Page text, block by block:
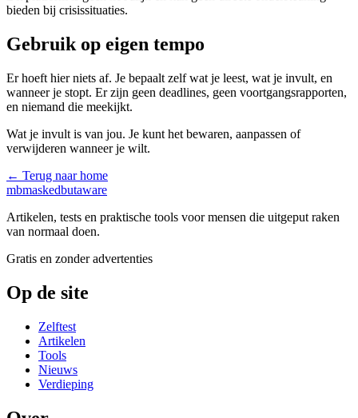
bieden bij crisissituaties.
Gebruik op eigen tempo
Er hoeft hier niets af. Je bepaalt zelf wat je leest, wat je invult, en
wanneer je stopt. Er zijn geen deadlines, geen voortgangsrapporten,
en niemand die meekijkt.
Wat je invult is van jou. Je kunt het bewaren, aanpassen of
verwijderen wanneer je wilt.
← Terug naar home
mbmaskedbutaware
Artikelen, tests en praktische tools voor mensen die uitgeput raken
van normaal doen.
Gratis en zonder advertenties
Op de site
Zelftest
Artikelen
Tools
Nieuws
Verdieping